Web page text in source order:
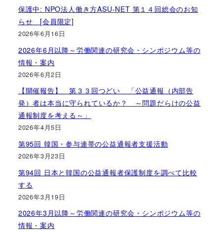
保護中: NPO法人働き方ASU-NET 第１４回総会のお知
らせ [会員限定]
2026年6月16日
2026年6月以降～労働関連の研究会・シンポジウム等の
情報・案内
2026年6月2日
【開催報告】 第３３回つどい 「公益通報（内部告
発）者は本当に守られているか？ ～問題だらけの公益
通報制度を考える～」
2026年4月5日
第95回 韓国・参与連帯の公益通報者支援活動
2026年3月23日
第94回 日本と韓国の公益通報者保護制度を調べて比較
する
2026年3月19日
2026年3月以降～労働関連の研究会・シンポジウム等の
情報・案内